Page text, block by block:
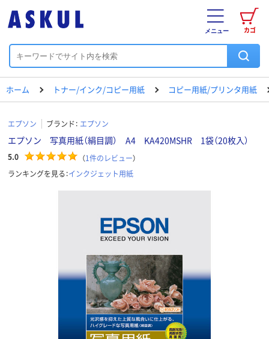
カゴ
メニュー
ホーム トナー/インク/コピー用紙 コピー用紙/プリンタ用紙
エプソン ブランド： エプソン
エプソン 写真用紙（絹目調） A4 KA420MSHR 1袋（20枚入）
5.0 （1件のレビュー）
ランキングを見る：インクジェット用紙